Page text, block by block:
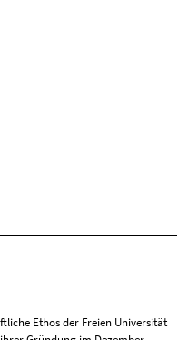
Ethos der Freien Universität